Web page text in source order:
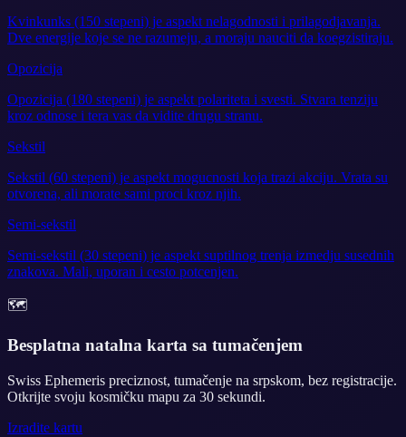
Kvinkunks (150 stepeni) je aspekt nelagodnosti i prilagodjavanja.
Dve energije koje se ne razumeju, a moraju nauciti da koegzistiraju.
Opozicija
Opozicija (180 stepeni) je aspekt polariteta i svesti. Stvara tenziju
kroz odnose i tera vas da vidite drugu stranu.
Sekstil
Sekstil (60 stepeni) je aspekt mogucnosti koja trazi akciju. Vrata su
otvorena, ali morate sami proci kroz njih.
Semi-sekstil
Semi-sekstil (30 stepeni) je aspekt suptilnog trenja izmedju susednih
znakova. Mali, uporan i cesto potcenjen.
🗺️
Besplatna natalna karta sa tumačenjem
Swiss Ephemeris preciznost, tumačenje na srpskom, bez registracije.
Otkrijte svoju kosmičku mapu za 30 sekundi.
Izradite kartu